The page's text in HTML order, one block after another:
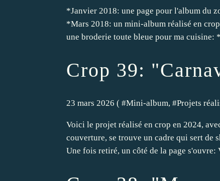
*Janvier 2018: une page pour l'album du
*Mars 2018: un mini-album réalisé en
une broderie toute bleue pour ma cuisine:
Crop 39:
23 mars 2026 ( #Mini-album, #Projets
Voici le projet réalisé en crop en 2024,
couverture, se trouve un cadre qui sert de
Une fois retiré, un côté de la page s'ouvre: